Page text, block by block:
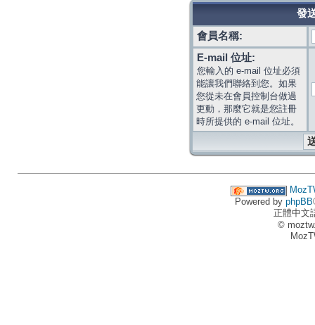
發
會員名稱:
E-mail 位址:
您輸入的 e-mail 位址必須
能讓我們聯絡到您。如果
您從未在會員控制台做過
更動，那麼它就是您註冊
時所提供的 e-mail 位址。
Powered by phpBB
正體中文
©